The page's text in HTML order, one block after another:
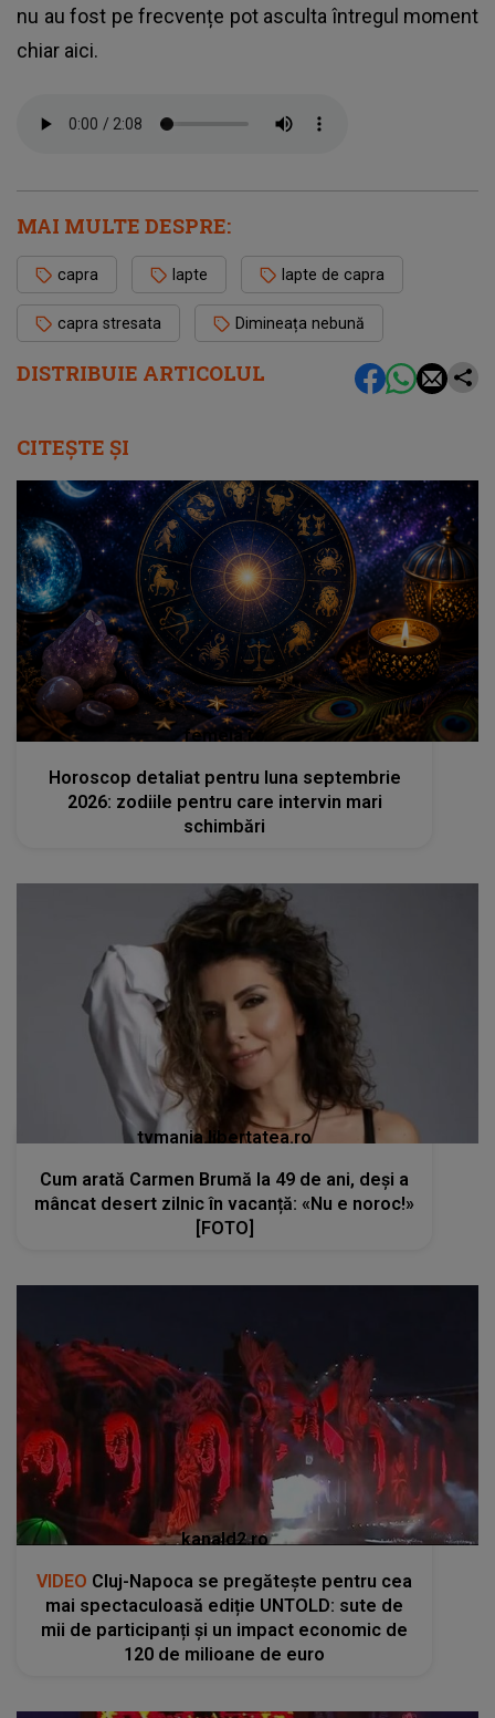
DISTRIBUIE ARTICOLUL
nu au fost pe frecvențe pot asculta întregul moment
chiar aici.
MAI MULTE DESPRE:
capra lapte lapte de capra
capra stresata Dimineața nebună
CITEȘTE ȘI
femeia.ro
Horoscop detaliat pentru luna septembrie
2026: zodiile pentru care intervin mari
schimbări
tvmania.libertatea.ro
Cum arată Carmen Brumă la 49 de ani, deși a
mâncat desert zilnic în vacanță: «Nu e noroc!»
[FOTO]
kanald2.ro
VIDEO Cluj-Napoca se pregătește pentru cea
mai spectaculoasă ediție UNTOLD: sute de
mii de participanți și un impact economic de
120 de milioane de euro